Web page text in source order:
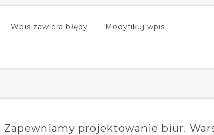
Wpis zawiera błędy Modyfikuj wpis
Zapewniamy projektowanie biur.